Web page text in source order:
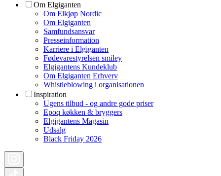
Om Elgiganten
Om Elkjøp Nordic
Om Elgiganten
Samfundsansvar
Presseinformation
Karriere i Elgiganten
Fødevarestyrelsen smiley
Elgigantens Kundeklub
Om Elgiganten Erhverv
Whistleblowing i organisationen
Inspiration
Ugens tilbud - og andre gode priser
Epoq køkken & bryggers
Elgigantens Magasin
Udsalg
Black Friday 2026